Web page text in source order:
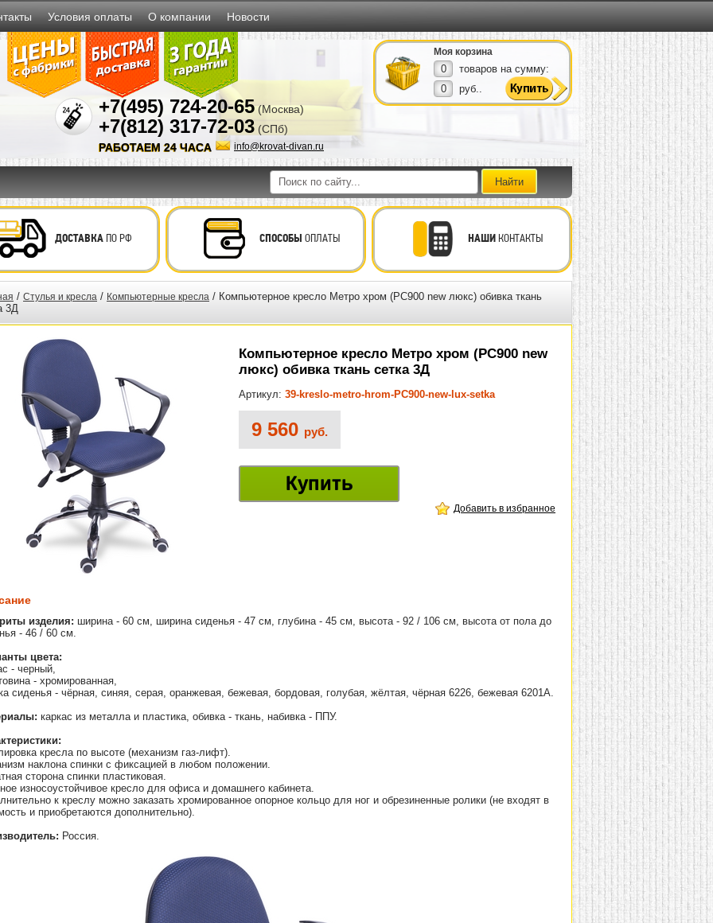
Условия оплаты О компании Новости
+7(495) 724-20-65 (Москва)
+7(812) 317-72-03 (СПб)
info@krovat-divan.ru
РАБОТАЕМ 24 ЧАСА
Моя корзина
0
товаров на сумму:
0
руб..
ДОСТАВКАПО РФ СПОСОБЫ ОПЛАТЫ НАШИКОНТАКТЫ
/ Стулья и кресла / Компьютерные кресла / Компьютерное кресло Метро хром (PC900 new люкс) обивка ткань
3Д
Компьютерное кресло Метро хром (PC900 new
люкс) обивка ткань сетка 3Д
Артикул: 39-kreslo-metro-hrom-PC900-new-lux-setka
9 560 руб.
Купить
Добавить в избранное
изделия: ширина - 60 см, ширина сиденья - 47 см, глубина - 45 см, высота - 92 / 106 см, высота от пола до
- 46 / 60 см.
цвета:
- черный,
- хромированная,
сиденья - чёрная, синяя, серая, оранжевая, бежевая, бордовая, голубая, жёлтая, чёрная 6226, бежевая 6201А.
каркас из металла и пластика, обивка - ткань, набивка - ППУ.
кресла по высоте (механизм газ-лифт).
наклона спинки с фиксацией в любом положении.
сторона спинки пластиковая.
износоустойчивое кресло для офиса и домашнего кабинета.
к креслу можно заказать хромированное опорное кольцо для ног и обрезиненные ролики (не входят в
и приобретаются дополнительно).
Россия.